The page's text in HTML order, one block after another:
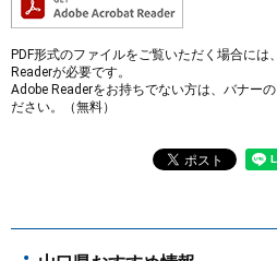
PDF形式のファイルをご覧いただく場合には
Readerが必要です。
Adobe Readerをお持ちでない方は、バナー
ださい。（無料）